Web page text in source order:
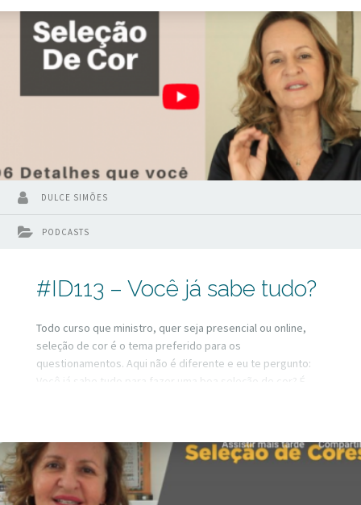
PODCASTS
DULCE SIMÕES
#ID113 – Você já sabe tudo?
Todo curso que ministro, quer seja presencial ou online,
seleção de cor é o tema preferido para os
questionamentos. Aqui não é diferente e eu te pergunto:
Você já sabe tudo para fazer uma boa seleção de cor? É